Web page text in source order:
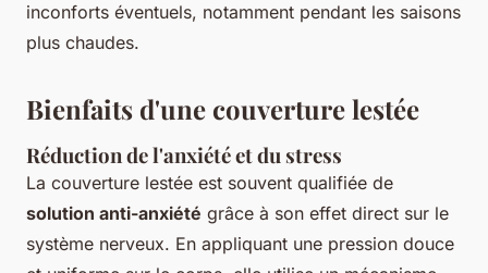
inconforts éventuels, notamment pendant les saisons
plus chaudes.
Bienfaits d'une couverture lestée
Réduction de l'anxiété et du stress
La couverture lestée est souvent qualifiée de
solution anti-anxiété grâce à son effet direct sur le
système nerveux. En appliquant une pression douce